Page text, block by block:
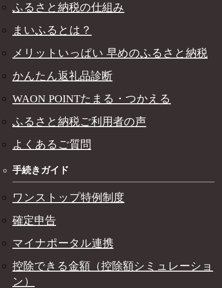
ふるさと納税の仕組み
まいふるとは？
メリットいっぱい 早めのふるさと納税
かんたん返礼品診断
WAON POINTたまる・つかえる
ふるさと納税ご利用者の声
よくあるご質問
手続きガイド
ワンストップ特例制度
確定申告
マイナポータル連携
控除できる金額（控除額シミュレーショ
ン）